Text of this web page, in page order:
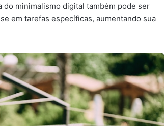
do minimalismo digital também pode ser
em tarefas específicas, aumentando sua